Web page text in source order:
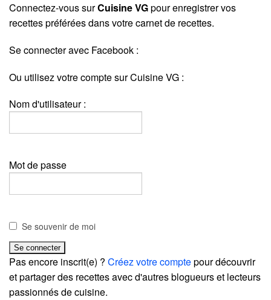
Connectez-vous surCuisine VGpour enregistrer vos
recettes préférées dans votre carnet de recettes.
Se connecter avec Facebook :
Ou utilisez votre compte sur Cuisine VG :
Nom d'utilisateur :
Mot de passe
Se souvenir de moi
Pas encore inscrit(e) ? Créez votre comptepour découvrir
et partager des recettes avec d'autres blogueurs et lecteurs
passionnés de cuisine.